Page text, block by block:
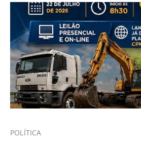
POLÍTICA